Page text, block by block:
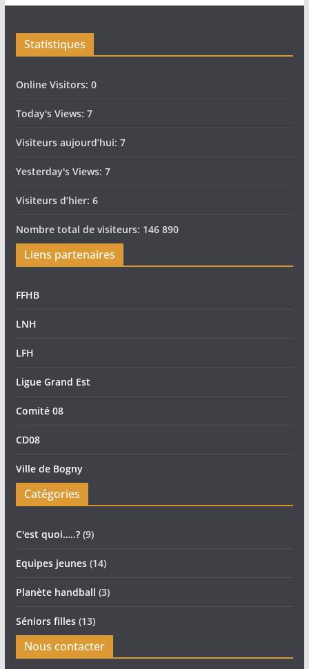
Statistiques
Online Visitors: 0
Today's Views: 7
Visiteurs aujourd’hui: 7
Yesterday's Views: 7
Visiteurs d’hier: 6
Nombre total de visiteurs: 146 890
Liens partenaires
FFHB
LNH
LFH
Ligue Grand Est
Comité 08
CD08
Ville de Bogny
Catégories
C'est quoi…..?(9)
Equipes jeunes(14)
Planète handball (3)
Séniors filles(13)
Nous contacter